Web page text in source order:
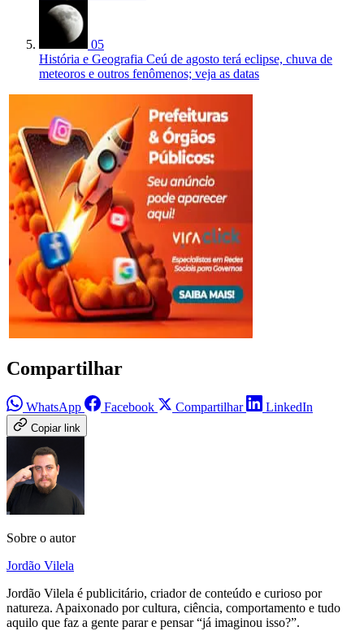
05
História e Geografia Ceú de agosto terá eclipse, chuva de
meteoros e outros fenômenos; veja as datas
Compartilhar
WhatsApp Facebook Compartilhar LinkedIn
Copiar link
Sobre o autor
Jordão Vilela
Jordão Vilela é publicitário, criador de conteúdo e curioso por
natureza. Apaixonado por cultura, ciência, comportamento e tudo
aquilo que faz a gente parar e pensar “já imaginou isso?”.